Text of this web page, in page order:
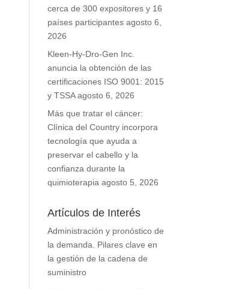
cerca de 300 expositores y 16
países participantes agosto 6,
2026
Kleen-Hy-Dro-Gen Inc.
anuncia la obtención de las
certificaciones ISO 9001: 2015
y TSSA agosto 6, 2026
Más que tratar el cáncer:
Clínica del Country incorpora
tecnología que ayuda a
preservar el cabello y la
confianza durante la
quimioterapia agosto 5, 2026
Artículos de Interés
Administración y pronóstico de
la demanda. Pilares clave en
la gestión de la cadena de
suministro